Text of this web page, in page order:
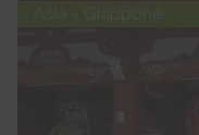
Asia - Giappone